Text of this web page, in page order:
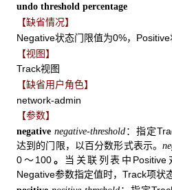
undo threshold percentage
【缺省情况】
Negative状态门限值为0%，Positive
【视图】
Track视图
【缺省用户角色】
network-admin
【参数】
negative negative-threshold：指定
达到的门限，以百分数形式表示。
0～100 。 当关联列表中
Negative参数指定值时，Track项状